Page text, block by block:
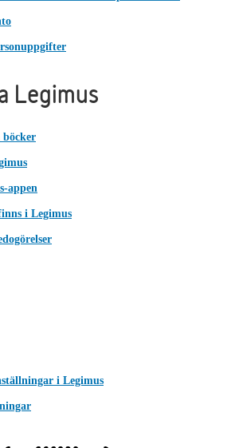
Legimus
böcker
appen
i Legimus
i Legimus